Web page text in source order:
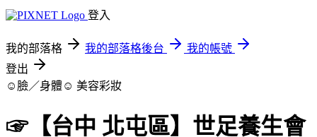
登入
我的部落格 我的部落格後台
我的帳號
登出
☺臉／身體☺ 美容彩妝
☞【台中 北屯區】世足養生會